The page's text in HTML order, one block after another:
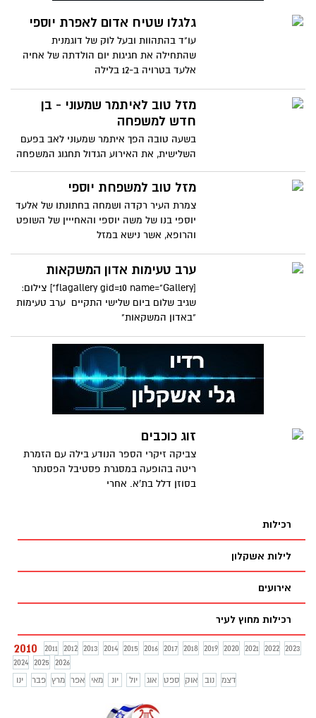
גלגלו שטיח אדום לאפרת יוספי
עו"ד בהתהוות ובעל לוק של דוגמנית
שהתחילה את חגיגות יום הולדתה של אחיה
אלעד בטרויה ב-12 בלילה
מזל טוב לאיתמר שמעוני - בן
חדש למשפחה
בשעה טובה הפך איתמר שמעוני לאב בפעם
השלישית, את האירוע הגדול תחגוג המשפחה
ביום א' הקרוב ב"אגמים",
מזל טוב למשפחת יוספי
צמרת העיר רקדה ושמחה בחתונתו של אלעד
יוספי בנו של משה יוספי והאחייין של השופט
והרופא, אשר נישא במזל
ערב טעימות אדון המשקאות
[flagallery gid=10 name="Gallery"] צילום:
שגיב שלום ביום שלישי התקיים ערב טעימות
"באדון המשקאות"
זוג כוכבים
צביקה זיקרי הספר הנודע בילה עם הזמרת
ריטה בהופעה במסגרת פסטיבל הפסנתר
בסוזן דלל בת'א. אחרי
רכילות
לילות אשקלון
אירועים
רכילות מחוץ לעיר
2010 2011 2012 2013 2014 2015 2016 2017 2018 2019 2020 2021 2022 2023
2024 2025
2026
ינו
פבר מרץ אפר מאי יונ יול אוג ספט אוק נוב דצמ